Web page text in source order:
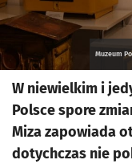
Muzeum
W niewielkim i
Polsce spore
Miza zapowiada
dotychczas nie